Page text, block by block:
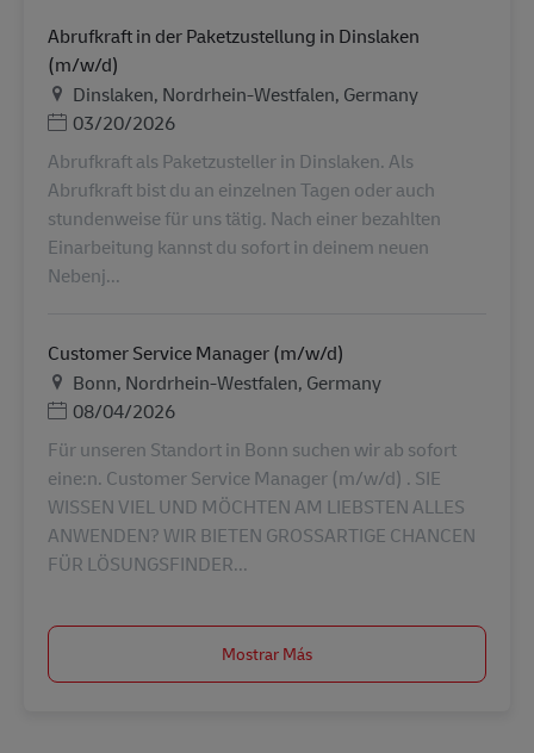
Abrufkraft in der Paketzustellung in Dinslaken
(m/w/d)
Ubicación
Dinslaken, Nordrhein-Westfalen, Germany
Posted Date
03/20/2026
Abrufkraft als Paketzusteller in Dinslaken. Als
Abrufkraft bist du an einzelnen Tagen oder auch
stundenweise für uns tätig. Nach einer bezahlten
Einarbeitung kannst du sofort in deinem neuen
Nebenj...
Customer Service Manager (m/w/d)
Ubicación
Bonn, Nordrhein-Westfalen, Germany
Posted Date
08/04/2026
Für unseren Standort in Bonn suchen wir ab sofort
eine:n. Customer Service Manager (m/w/d) . SIE
WISSEN VIEL UND MÖCHTEN AM LIEBSTEN ALLES
ANWENDEN? WIR BIETEN GROSSARTIGE CHANCEN
FÜR LÖSUNGSFINDER...
Mostrar Más